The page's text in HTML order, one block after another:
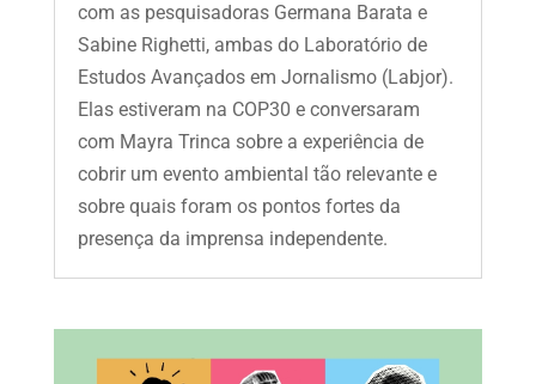
com as pesquisadoras Germana Barata e
Sabine Righetti, ambas do Laboratório de
Estudos Avançados em Jornalismo (Labjor).
Elas estiveram na COP30 e conversaram
com Mayra Trinca sobre a experiência de
cobrir um evento ambiental tão relevante e
sobre quais foram os pontos fortes da
presença da imprensa independente.